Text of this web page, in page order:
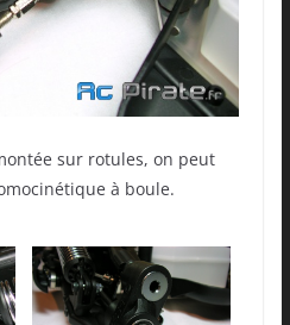
sur rotules, on peut
à boule.